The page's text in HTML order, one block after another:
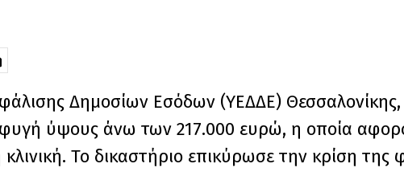
Δημοσίων Εσόδων (ΥΕΔΔΕ)
ύψους άνω των 217.000 ευρώ, η οποία
Το δικαστήριο επικύρωσε την κρίση της